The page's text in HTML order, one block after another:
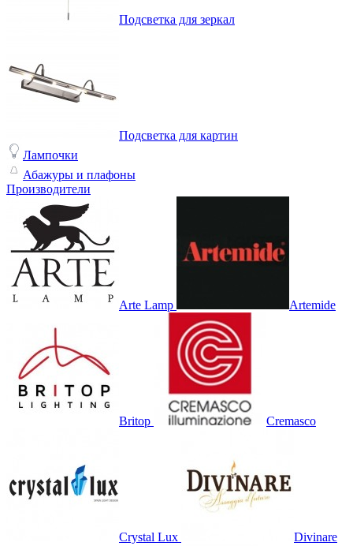
Подсветка для зеркал
Подсветка для картин
Лампочки
Абажуры и плафоны
Производители
Arte Lamp Artemide
Britop Cremasco
Crystal Lux Divinare